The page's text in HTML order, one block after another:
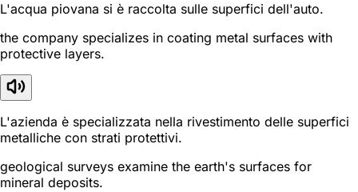
L'acqua piovana si è raccolta sulle superfici dell'auto.
the company specializes in coating metal surfaces with
protective layers.
L'azienda è specializzata nella rivestimento delle superfici
metalliche con strati protettivi.
geological surveys examine the earth's surfaces for
mineral deposits.